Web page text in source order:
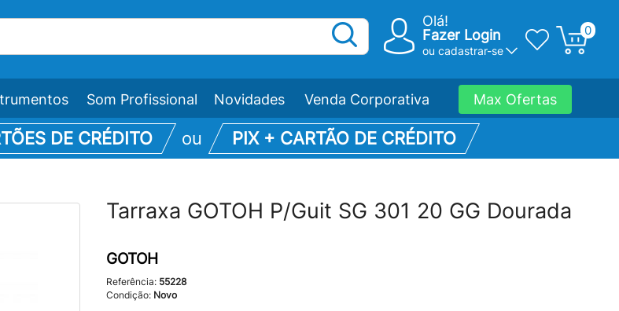
Olá!
Fazer Login
ou cadastrar-se
0
Som Profissional Novidades Venda Corporativa Max Ofertas
DE CRÉDITO ou PIX + CARTÃO DE CRÉDITO
Tarraxa GOTOH P/Guit SG 301 20 GG Dourada
GOTOH
Referência: 55228
Condição: Novo